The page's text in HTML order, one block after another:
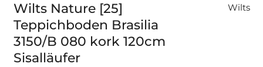
Wilts Nature [25]
Teppichboden Brasilia
3150/B 080 kork 120cm
Sisalläufer
Wilts